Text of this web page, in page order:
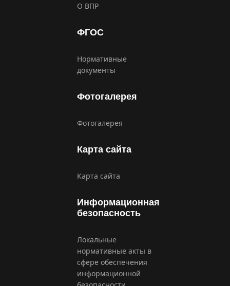
О ВПР
ФГОС
Нормативные
документы
Фотогалерея
Фотогалерея
Карта сайта
Карта сайта
Информационная
безопасность
Локальные
нормативные акты в
сфере обеспечения
информационной